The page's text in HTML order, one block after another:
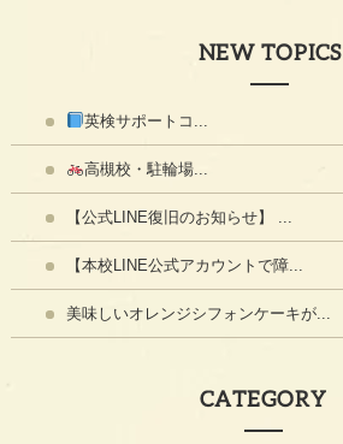
NEW TOPICS
英検サポートコ...
高槻校・駐輪場...
【公式LINE復旧のお知らせ】 ...
【本校LINE公式アカウントで障...
美味しいオレンジシフォンケーキが...
CATEGORY